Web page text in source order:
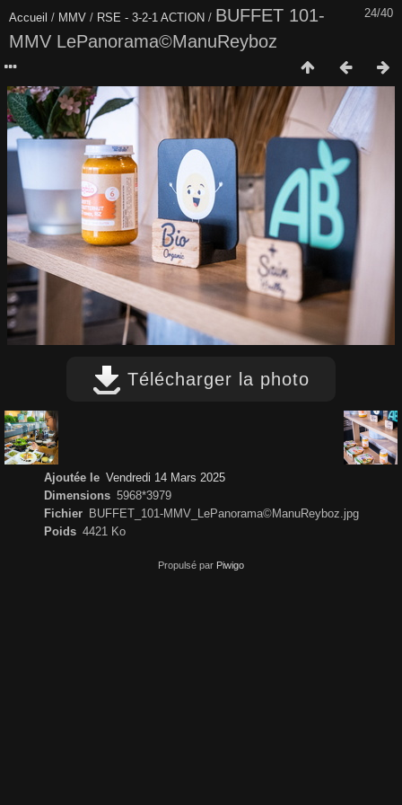
24/40
Accueil / MMV / RSE - 3-2-1 ACTION / BUFFET 101-
MMV LePanorama©ManuReyboz
Télécharger la photo
Ajoutée le Vendredi 14 Mars 2025
Dimensions 5968*3979
Fichier BUFFET_101-MMV_LePanorama©ManuReyboz.jpg
Poids 4421 Ko
Propulsé par Piwigo